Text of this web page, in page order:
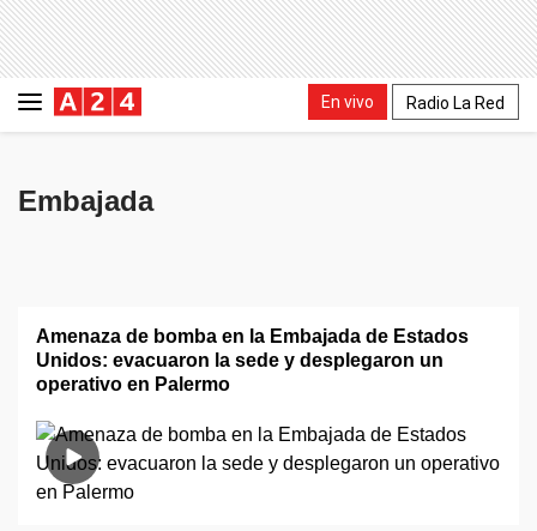
En vivo Radio La Red
Embajada
Amenaza de bomba en la Embajada de Estados
Unidos: evacuaron la sede y desplegaron un
operativo en Palermo